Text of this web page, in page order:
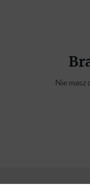
Nie masz